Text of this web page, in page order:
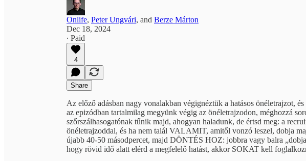
Onlife, Peter Ungvári, and Berze Márton
Dec 18, 2024
∙ Paid
4
Share
Az előző adásban nagy vonalakban végignéztük a hatásos önéletrajzot,
az epizódban tartalmilag megyünk végig az önéletrajzodon, méghozzá
szőrszálhasogatónak tűnik majd, ahogyan haladunk, de értsd meg: a
önéletrajzoddal, és ha nem talál VALAMIT, amitől vonzó leszel, dobja
újabb 40-50 másodpercet, majd DÖNTÉS HOZ: jobbra vagy balra
hogy rövid idő alatt elérd a megfelelő hatást, akkor SOKAT kell